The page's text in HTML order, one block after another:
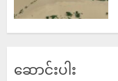
ဆောင်းပါး